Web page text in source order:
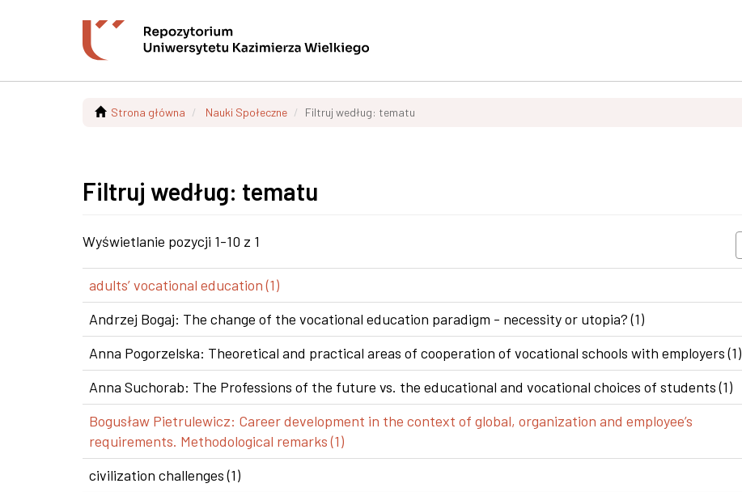
Strona główna Nauki Społeczne Filtruj według: tematu
Filtruj według: tematu
Wyświetlanie pozycji 1-10 z 1
adults’ vocational education (1)
Andrzej Bogaj: The change of the vocational education paradigm - necessity or utopia? (1)
Anna Pogorzelska: Theoretical and practical areas of cooperation of vocational schools with employers (1)
Anna Suchorab: The Professions of the future vs. the educational and vocational choices of students (1)
Bogusław Pietrulewicz: Career development in the context of global, organization and employee’s
requirements. Methodological remarks (1)
civilization challenges (1)